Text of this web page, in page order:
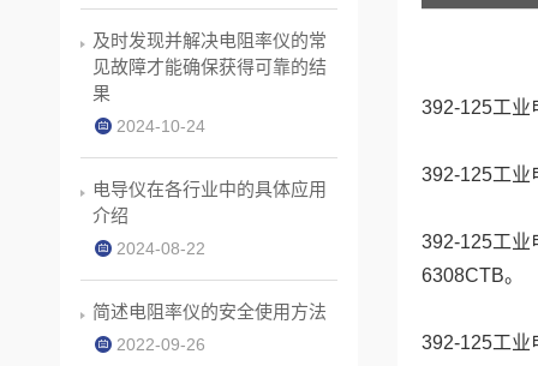
392-125工业
392-125工业
392-125工业
6308CTB。
392-125工业
及时发现并解决电阻率仪的常
见故障才能确保获得可靠的结
果
2024-10-24
电导仪在各行业中的具体应用
介绍
2024-08-22
简述电阻率仪的安全使用方法
2022-09-26